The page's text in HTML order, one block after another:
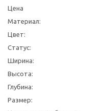
Цена
Материал:
Цвет:
Статус:
Ширина:
Высота:
Глубина:
Размер: